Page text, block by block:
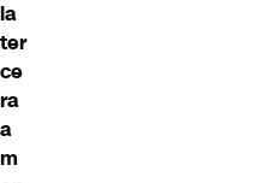
la
ter
ce
ra
a
m